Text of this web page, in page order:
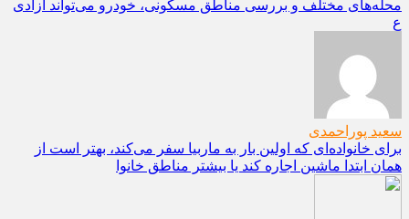
محله‌های مختلف و بررسی مناطق مسکونی، خودرو می‌تواند آزادی
ع
سعید پوراحمدی
برای خانواده‌ای که اولین بار به ماربیا سفر می‌کند، بهتر است از
همان ابتدا ماشین اجاره کند یا بیشتر مناطق خانوا